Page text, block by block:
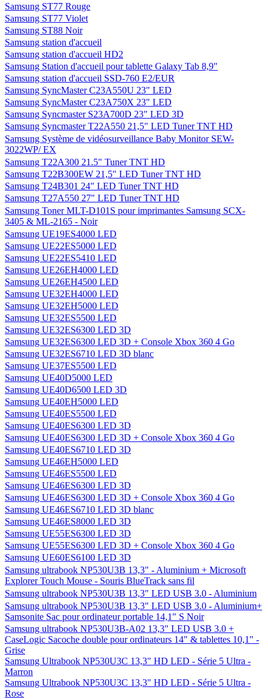
Samsung ST77 Rouge
Samsung ST77 Violet
Samsung ST88 Noir
Samsung station d'accueil
Samsung station d'accueil HD2
Samsung Station d'accueil pour tablette Galaxy Tab 8,9"
Samsung station d'accueil SSD-760 E2/EUR
Samsung SyncMaster C23A550U 23" LED
Samsung SyncMaster C23A750X 23" LED
Samsung Syncmaster S23A700D 23" LED 3D
Samsung Syncmaster T22A550 21,5" LED Tuner TNT HD
Samsung Système de vidéosurveillance Baby Monitor SEW-
3022WP/ EX
Samsung T22A300 21.5" Tuner TNT HD
Samsung T22B300EW 21,5" LED Tuner TNT HD
Samsung T24B301 24" LED Tuner TNT HD
Samsung T27A550 27" LED Tuner TNT HD
Samsung Toner MLT-D101S pour imprimantes Samsung SCX-
3405 & ML-2165 - Noir
Samsung UE19ES4000 LED
Samsung UE22ES5000 LED
Samsung UE22ES5410 LED
Samsung UE26EH4000 LED
Samsung UE26EH4500 LED
Samsung UE32EH4000 LED
Samsung UE32EH5000 LED
Samsung UE32ES5500 LED
Samsung UE32ES6300 LED 3D
Samsung UE32ES6300 LED 3D + Console Xbox 360 4 Go
Samsung UE32ES6710 LED 3D blanc
Samsung UE37ES5500 LED
Samsung UE40D5000 LED
Samsung UE40D6500 LED 3D
Samsung UE40EH5000 LED
Samsung UE40ES5500 LED
Samsung UE40ES6300 LED 3D
Samsung UE40ES6300 LED 3D + Console Xbox 360 4 Go
Samsung UE40ES6710 LED 3D
Samsung UE46EH5000 LED
Samsung UE46ES5500 LED
Samsung UE46ES6300 LED 3D
Samsung UE46ES6300 LED 3D + Console Xbox 360 4 Go
Samsung UE46ES6710 LED 3D blanc
Samsung UE46ES8000 LED 3D
Samsung UE55ES6300 LED 3D
Samsung UE55ES6300 LED 3D + Console Xbox 360 4 Go
Samsung UE60ES6100 LED 3D
Samsung ultrabook NP530U3B 13,3" - Aluminium + Microsoft
Explorer Touch Mouse - Souris BlueTrack sans fil
Samsung ultrabook NP530U3B 13,3" LED USB 3.0 - Aluminium
Samsung ultrabook NP530U3B 13,3" LED USB 3.0 - Aluminium+
Samsonite Sac pour ordinateur portable 14,1" S Noir
Samsung ultrabook NP530U3B-A02 13,3" LED USB 3.0 +
CaseLogic Sacoche double pour ordinateurs 14" & tablettes 10,1" -
Grise
Samsung Ultrabook NP530U3C 13,3" HD LED - Série 5 Ultra -
Marron
Samsung Ultrabook NP530U3C 13,3" HD LED - Série 5 Ultra -
Rose